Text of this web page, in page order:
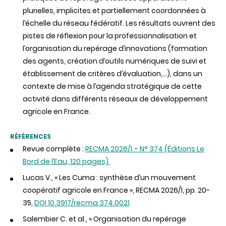
plurielles, implicites et partiellement coordonnées à
l’échelle du réseau fédératif. Les résultats ouvrent des
pistes de réflexion pour la professionnalisation et
l’organisation du repérage d’innovations (formation
des agents, création d’outils numériques de suivi et
établissement de critères d’évaluation,...), dans un
contexte de mise à l’agenda stratégique de cette
activité dans différents réseaux de développement
agricole en France.
RÉFÉRENCES
Revue complète : RECMA 2026/1 – N° 374 (Éditions Le
Bord de l’Eau, 120 pages)
Lucas V., « Les Cuma : synthèse d’un mouvement
coopératif agricole en France », RECMA 2026/1, pp. 20-
35, DOI 10.3917/recma.374.0021
Salembier C. et al., « Organisation du repérage